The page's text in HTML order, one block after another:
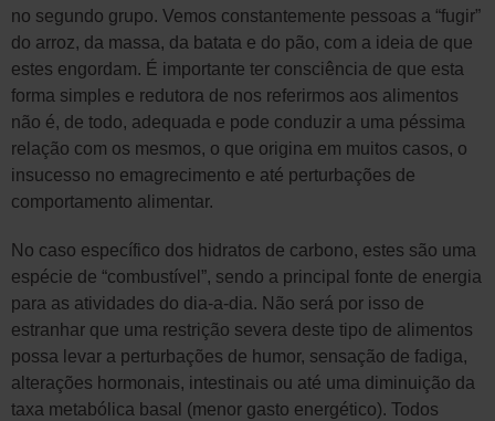
no segundo grupo. Vemos constantemente pessoas a “fugir”
do arroz, da massa, da batata e do pão, com a ideia de que
estes engordam. É importante ter consciência de que esta
forma simples e redutora de nos referirmos aos alimentos
não é, de todo, adequada e pode conduzir a uma péssima
relação com os mesmos, o que origina em muitos casos, o
insucesso no emagrecimento e até perturbações de
comportamento alimentar.
No caso específico dos hidratos de carbono, estes são uma
espécie de “combustível”, sendo a principal fonte de energia
para as atividades do dia-a-dia. Não será por isso de
estranhar que uma restrição severa deste tipo de alimentos
possa levar a perturbações de humor, sensação de fadiga,
alterações hormonais, intestinais ou até uma diminuição da
taxa metabólica basal (menor gasto energético). Todos